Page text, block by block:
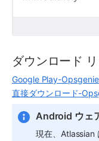
ダウンロード
Google Play-
直接ダウンロード-
Android ウェ
現在、Atlassian